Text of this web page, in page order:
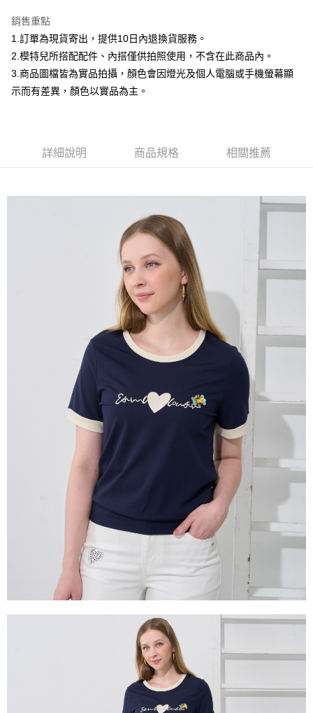
聯邦商業銀行
元大商業銀行
永豐商業銀行
台新國際商業銀行
中國信託商業銀行
台灣樂天信用卡公司
悠遊付
Google Pay
全盈+PAY
【大哥付你分期使用說明】
1.本服務由台灣大哥大提供，台灣大哥大用戶可立即使用無須另外申請。
成交易。
3.實際核准額度、可分期數及費用金額請依後續交易確認頁面所載為準。
4.訂單成立30分鐘內，如未前往確認交易或遇審核未通過，訂單將自動取
消。如遇「轉專審核」未通過狀況，表示未達大哥付你分期系統評分，恕無
1.分期款項不併入電信帳單，「大哥付你分期」於每月結算日後寄送繳費提
2.透過簡訊連結打開帳單後，可選擇「超商條碼／台灣大直營門市／銀行轉
帳／街口支付／iPASS MONEY」等通路繳費。
1.本服務係由「台灣大哥大股份有限公司」（以下簡稱本公司）所提供，讓
用戶於交易時，得透過本服務購買商品或服務，並由商店將買賣／分期付款
買賣價金債權讓與本公司後，依約使用本公司帳單繳交帳款。
2.基於同意付款使用「大哥付你分期」之契約關係目的，商店將以您的個人
資料（包含姓名、電話或地址）提供予台灣大哥大進項蒐集、處理及利用，
由本公司與您本人進行分期帳單所需資料之確認、核對及更正。
3.完整用戶服務條款，請詳閱以下連結：
https://oppay.tw/userRule
AFTEE先享後付
AFTEE先享後付是「在收到商品之後才付款」的支付方式。 讓您購物簡單
１．簡單：不需註冊會員、不需綁卡、不需儲值。
２．便利：只要手機號碼，簡訊認證，即可結帳。
３．安心：先確認商品／服務後，再付款。
【「AFTEE先享後付」結帳流程】
１．於結帳方式選擇「AFTEE先享後付」後，將跳轉至「AFTEE先享後付」
結帳頁面，進行簡訊認證並確認金額後，即可完成結帳。
２．訂單成立數日內，您將收到繳費通知簡訊。
３．收到繳費通知簡訊後14天內，點擊此簡訊中的連結，可透過四大超商／
ATM／網路銀行／等多元方式進行付款，方視為交易完成。
※ 請注意：結帳手續完成當下不需立刻繳費，但若您需要取消訂單，請聯絡
購買商品的店家。未經商家同意取消之訂單仍視為有效，需透過AFTEE先享
後付繳納相關費用。
※ 交易是否成功請以「AFTEE先享後付 」之結帳頁面顯示為準，若有關於
是否繳費成功／繳費後需取消欲退款等相關疑問，請聯繫「AFTEE先享後付
https://netprotections.freshdesk.com/support/home
１．透過由恩沛科技股份有限公司提供之「AFTEE先享後付」服務完成之交
易，需依本服務之必要範圍內提供個人資料，並將交易相關給付款項請求債
權轉讓予恩沛科技股份有限公司。
２．關於個人資料處理事宜，請瀏覽以下網址：
https://aftee.tw/terms/#terms3
３．未成年的使用者請事先徵得法定代理人或監護人之同意方可使用
「AFTEE先享後付」，若未經同意申辦者引起之損失，本公司不負相關責
４．使用「AFTEE先享後付」時，將依據個別帳號之用戶狀況，依本公司即
時審查核予不同之上限額度；若仍有額度不足之情形，本公司將視審查結果
請求用戶進行身份認證。
５．嚴禁一人註冊多個帳號或使用他人資訊註冊。若發現惡意使用之情形，
每筆NT$120，滿NT$2,000(含以上)免運費
每筆NT$120，滿NT$2,000(含以上)免運費
每筆NT$120，滿NT$2,000(含以上)免運費
銷售重點
1.訂單為現貨寄出，提供10日內退換貨服務。
2.模特兒所搭配配件、內搭僅供拍照使用，不含在此商品內。
3.商品圖檔皆為實品拍攝，顏色會因燈光及個人電腦或手機螢幕顯
示而有差異，顏色以實品為主。
詳細說明 商品規格 相關推薦